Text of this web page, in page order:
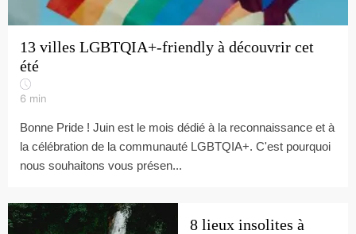
13 villes LGBTQIA+-friendly à découvrir cet
été
6 min
Bonne Pride ! Juin est le mois dédié à la reconnaissance et à
la célébration de la communauté LGBTQIA+. C'est pourquoi
nous souhaitons vous présen...
8 lieux insolites à